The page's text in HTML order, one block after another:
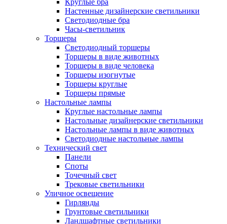
Круглые бра
Настенные дизайнерские светильники
Светодиодные бра
Часы-светильник
Торшеры
Светодиодный торшеры
Торшеры в виде животных
Торшеры в виде человека
Торшеры изогнутые
Торшеры круглые
Торшеры прямые
Настольные лампы
Круглые настольные лампы
Настольные дизайнерские светильники
Настольные лампы в виде животных
Светодиодные настольные лампы
Технический свет
Панели
Споты
Точечный свет
Трековые светильники
Уличное освещение
Гирлянды
Грунтовые светильники
Ландшафтные светильники